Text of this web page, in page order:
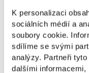
K personalizaci
sociálních médií a
soubory cookie.
sdílíme se svými
analýzy. Partneři
dalšími informacemi,